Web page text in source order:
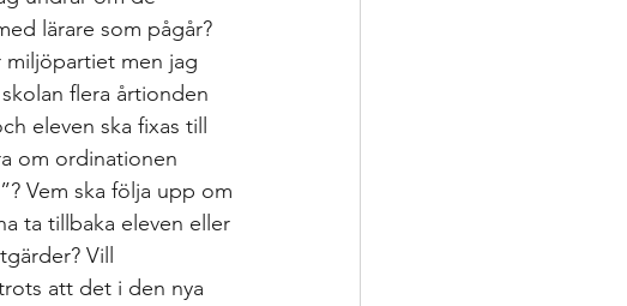
Stödinsatser
Återkoppling för utveckling
lärare som pågår?
miljöpartiet men jag
flera årtionden
eleven ska fixas till
om ordinationen
Vem ska följa upp om
ta tillbaka eleven eller
Vill
att det i den nya